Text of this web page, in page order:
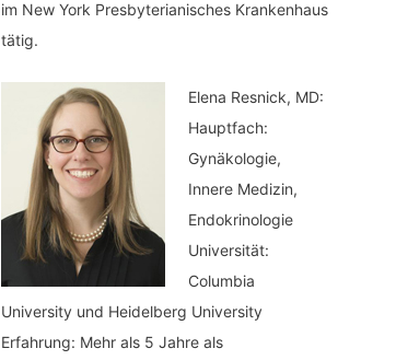
im New York Presbyterianisches Krankenhaus
tätig.
Elena Resnick, MD:
Hauptfach:
Gynäkologie,
Innere Medizin,
Endokrinologie
Universität:
Columbia
University und Heidelberg University
Erfahrung: Mehr als 5 Jahre als